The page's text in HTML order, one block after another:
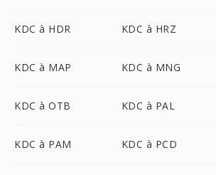
KDC à HDR KDC à HRZ
KDC à MAP KDC à MNG
KDC à OTB KDC à PAL
KDC à PAM KDC à PCD